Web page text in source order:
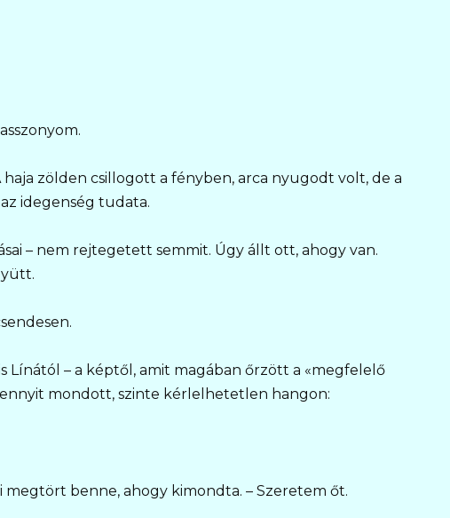
zölden csillogott a fényben, arca nyugodt volt, de a
idegenség tudata.
– nem rejtegetett semmit. Úgy állt ott, ahogy van.
Línától – a képtől, amit magában őrzött a «megfelelő
ennyit mondott, szinte kérlelhetetlen hangon:
megtört benne, ahogy kimondta. – Szeretem őt.